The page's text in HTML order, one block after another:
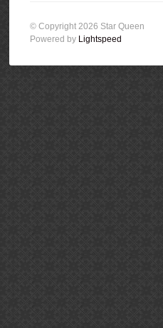
© Copyright 2026 Star Queen
Powered by Lightspeed